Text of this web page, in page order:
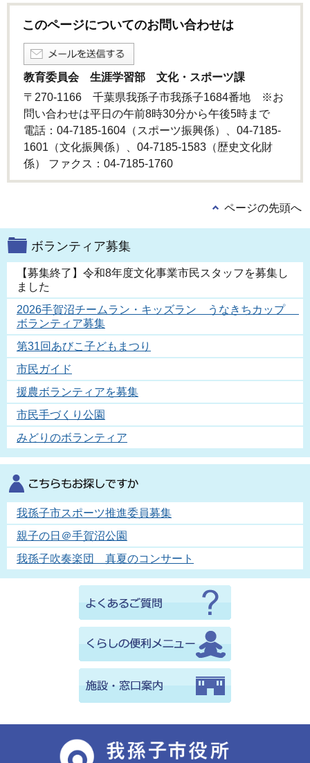
このページについてのお問い合わせは
教育委員会 生涯学習部 文化・スポーツ課
〒270-1166 千葉県我孫子市我孫子1684番地 ※お
問い合わせは平日の午前8時30分から午後5時まで
電話：04-7185-1604（スポーツ振興係）、04-7185-
1601（文化振興係）、04-7185-1583（歴史文化財
係） ファクス：04-7185-1760
ページの先頭へ
ボランティア募集
【募集終了】令和8年度文化事業市民スタッフを募集し
ました
2026手賀沼チームラン・キッズラン うなきちカップ
ボランティア募集
第31回あびこ子どもまつり
市民ガイド
援農ボランティアを募集
市民手づくり公園
みどりのボランティア
我孫子市スポーツ推進委員募集
親子の日＠手賀沼公園
我孫子吹奏楽団 真夏のコンサート